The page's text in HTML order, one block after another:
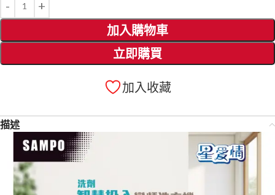
加入購物車
立即購買
加入收藏
描述